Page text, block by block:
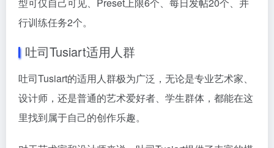
型可仅自己可见、Preset上限6个、每日发帖20个、并
行训练任务2个。
吐司Tusiart适用人群
吐司Tusiart的适用人群极为广泛，无论是专业艺术家、
设计师，还是普通的艺术爱好者、学生群体，都能在这
里找到属于自己的创作乐趣。